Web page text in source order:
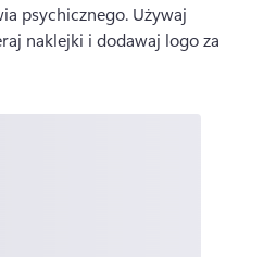
psychicznego. Używaj
naklejki i dodawaj logo za